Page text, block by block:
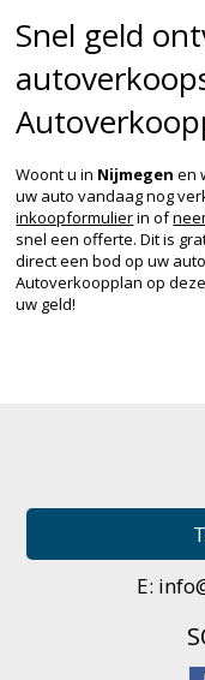
Snel geld
Woont u in Nijmegen en
uw auto vandaag nog
inkoopformulierin of
snel een offerte. Dit is
direct een bod op uw
Autoverkoopplan op
uw geld!
E: